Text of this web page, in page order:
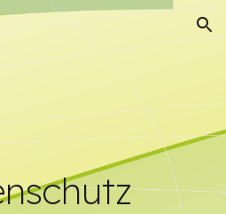
Skip to navigation